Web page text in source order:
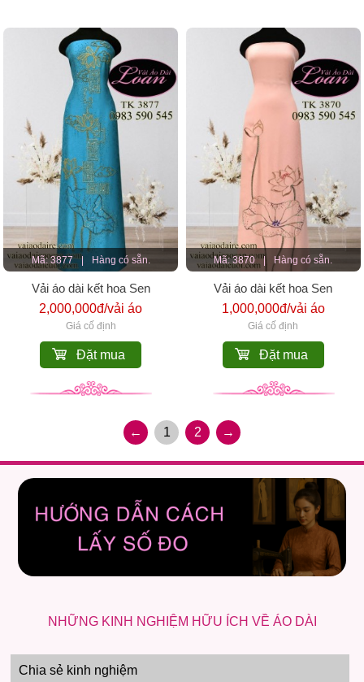
Mã: 3877 | Hàng có sẵn.
Vải áo dài kết hoa Sen
2,000,000đ/vải áo
Giá cố định
Đặt mua
Mã: 3870 | Hàng có sẵn.
Vải áo dài kết hoa Sen
1,000,000đ/vải áo
Giá cố định
Đặt mua
← 1 2 →
NHỮNG KINH NGHIỆM HỮU ÍCH VỀ ÁO DÀI
Chia sẻ kinh nghiệm